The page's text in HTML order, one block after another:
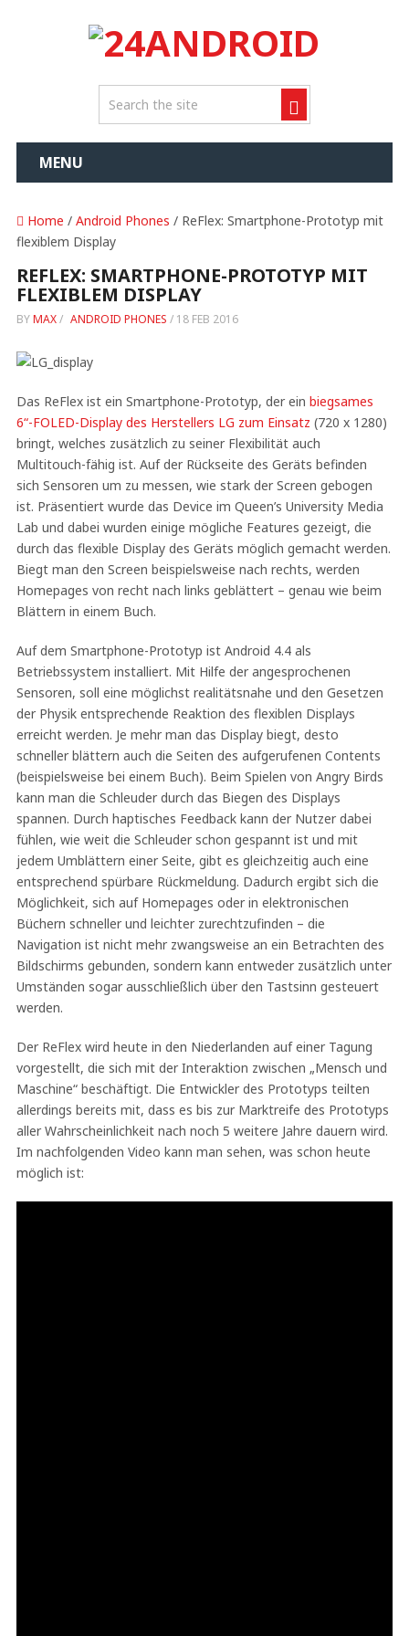
MENU
Home / Android Phones / ReFlex: Smartphone-Prototyp mit
flexiblem Display
REFLEX: SMARTPHONE-PROTOTYP MIT
FLEXIBLEM DISPLAY
BYMAX/ ANDROID PHONES / 18 FEB 2016
Das ReFlex ist ein Smartphone-Prototyp, der ein biegsames
6“-FOLED-Display des Herstellers LG zum Einsatz (720 x 1280)
bringt, welches zusätzlich zu seiner Flexibilität auch
Multitouch-fähig ist. Auf der Rückseite des Geräts befinden
sich Sensoren um zu messen, wie stark der Screen gebogen
ist. Präsentiert wurde das Device im Queen’s University Media
Lab und dabei wurden einige mögliche Features gezeigt, die
durch das flexible Display des Geräts möglich gemacht werden.
Biegt man den Screen beispielsweise nach rechts, werden
Homepages von recht nach links geblättert – genau wie beim
Blättern in einem Buch.
Auf dem Smartphone-Prototyp ist Android 4.4 als
Betriebssystem installiert. Mit Hilfe der angesprochenen
Sensoren, soll eine möglichst realitätsnahe und den Gesetzen
der Physik entsprechende Reaktion des flexiblen Displays
erreicht werden. Je mehr man das Display biegt, desto
schneller blättern auch die Seiten des aufgerufenen Contents
(beispielsweise bei einem Buch). Beim Spielen von Angry Birds
kann man die Schleuder durch das Biegen des Displays
spannen. Durch haptisches Feedback kann der Nutzer dabei
fühlen, wie weit die Schleuder schon gespannt ist und mit
jedem Umblättern einer Seite, gibt es gleichzeitig auch eine
entsprechend spürbare Rückmeldung. Dadurch ergibt sich die
Möglichkeit, sich auf Homepages oder in elektronischen
Büchern schneller und leichter zurechtzufinden – die
Navigation ist nicht mehr zwangsweise an ein Betrachten des
Bildschirms gebunden, sondern kann entweder zusätzlich unter
Umständen sogar ausschließlich über den Tastsinn gesteuert
werden.
Der ReFlex wird heute in den Niederlanden auf einer Tagung
vorgestellt, die sich mit der Interaktion zwischen „Mensch und
Maschine“ beschäftigt. Die Entwickler des Prototyps teilten
allerdings bereits mit, dass es bis zur Marktreife des Prototyps
aller Wahrscheinlichkeit nach noch 5 weitere Jahre dauern wird.
Im nachfolgenden Video kann man sehen, was schon heute
möglich ist: